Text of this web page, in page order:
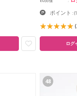
ポイント :
ログ
48